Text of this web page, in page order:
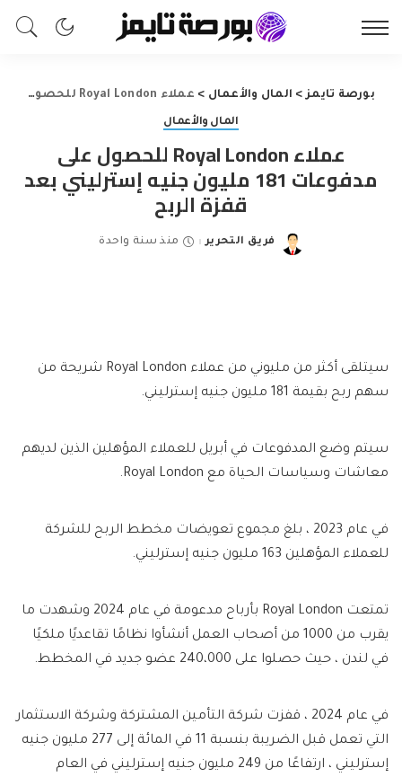
بورصة تايمز> المال والأعمال > عملاء Royal London للحصول على مدفوعات 181 مليون جنيه إسترليني بعد قفزة الربح
المال والأعمال
عملاء Royal London للحصول على
مدفوعات 181 مليون جنيه إسترليني بعد
قفزة الربح
Posted
فريق التحرير منذ سنة واحدة
سيتلقى أكثر من مليوني من عملاء Royal London شريحة من
سهم ربح بقيمة 181 مليون جنيه إسترليني.
سيتم وضع المدفوعات في أبريل للعملاء المؤهلين الذين لديهم
معاشات وسياسات الحياة مع Royal London.
في عام 2023 ، بلغ مجموع تعويضات مخطط الربح للشركة
للعملاء المؤهلين 163 مليون جنيه إسترليني.
تمتعت Royal London بأرباح مدعومة في عام 2024 وشهدت ما
يقرب من 1000 من أصحاب العمل أنشأوا نظامًا تقاعديًا ملكيًا
في لندن ، حيث حصلوا على 240،000 عضو جديد في المخطط.
في عام 2024 ، قفزت شركة التأمين المشتركة وشركة الاستثمار
التي تعمل قبل الضريبة بنسبة 11 في المائة إلى 277 مليون جنيه
إسترليني ، ارتفاعًا من 249 مليون جنيه إسترليني في العام